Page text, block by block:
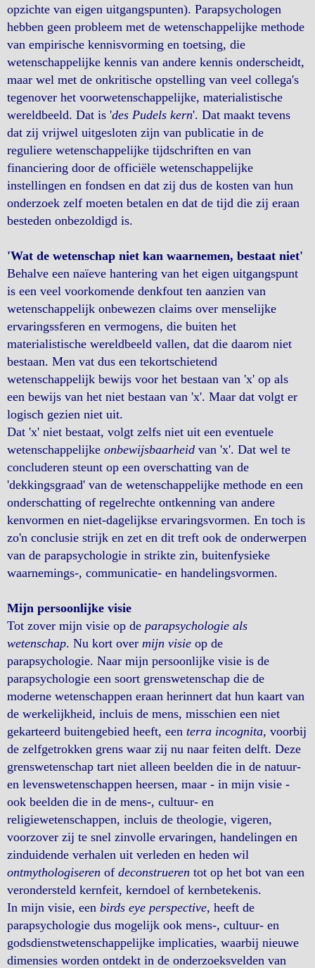
opzichte van eigen uitgangspunten). Parapsychologen
hebben geen probleem met de wetenschappelijke methode
van empirische kennisvorming en toetsing, die
wetenschappelijke kennis van andere kennis onderscheidt,
maar wel met de onkritische opstelling van veel collega's
tegenover het voorwetenschappelijke, materialistische
wereldbeeld. Dat is 'des Pudels kern'. Dat maakt tevens
dat zij vrijwel uitgesloten zijn van publicatie in de
reguliere wetenschappelijke tijdschriften en van
financiering door de officiële wetenschappelijke
instellingen en fondsen en dat zij dus de kosten van hun
onderzoek zelf moeten betalen en dat de tijd die zij eraan
besteden onbezoldigd is.
'Wat de wetenschap niet kan waarnemen, bestaat niet'
Behalve een naïeve hantering van het eigen uitgangspunt
is een veel voorkomende denkfout ten aanzien van
wetenschappelijk onbewezen claims over menselijke
ervaringssferen en vermogens, die buiten het
materialistische wereldbeeld vallen, dat die daarom niet
bestaan. Men vat dus een tekortschietend
wetenschappelijk bewijs voor het bestaan van 'x' op als
een bewijs van het niet bestaan van 'x'. Maar dat volgt er
logisch gezien niet uit.
Dat 'x' niet bestaat, volgt zelfs niet uit een eventuele
wetenschappelijke onbewijsbaarheid van 'x'. Dat wel te
concluderen steunt op een overschatting van de
'dekkingsgraad' van de wetenschappelijke methode en een
onderschatting of regelrechte ontkenning van andere
kenvormen en niet-dagelijkse ervaringsvormen. En toch is
zo'n conclusie strijk en zet en dit treft ook de onderwerpen
van de parapsychologie in strikte zin, buitenfysieke
waarnemings-, communicatie- en handelingsvormen.
Mijn persoonlijke visie
Tot zover mijn visie op de parapsychologie als
wetenschap. Nu kort over mijn visie op de
parapsychologie. Naar mijn persoonlijke visie is de
parapsychologie een soort grenswetenschap die de
moderne wetenschappen eraan herinnert dat hun kaart van
de werkelijkheid, incluis de mens, misschien een niet
gekarteerd buitengebied heeft, een terra incognita, voorbij
de zelfgetrokken grens waar zij nu naar feiten delft. Deze
grenswetenschap tart niet alleen beelden die in de natuur-
en levenswetenschappen heersen, maar - in mijn visie -
ook beelden die in de mens-, cultuur- en
religiewetenschappen, incluis de theologie, vigeren,
voorzover zij te snel zinvolle ervaringen, handelingen en
zinduidende verhalen uit verleden en heden wil
ontmythologiseren of deconstrueren tot op het bot van een
verondersteld kernfeit, kerndoel of kernbetekenis.
In mijn visie, een birds eye perspective, heeft de
parapsychologie dus mogelijk ook mens-, cultuur- en
godsdienstwetenschappelijke implicaties, waarbij nieuwe
dimensies worden ontdekt in de onderzoeksvelden van